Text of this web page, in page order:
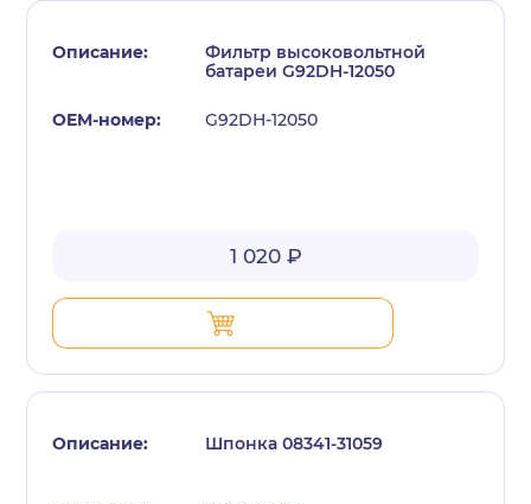
Фильтр высоковольтной
батареи G92DH-12050
G92DH-12050
1 020 ₽
Шпонка 08341-31059